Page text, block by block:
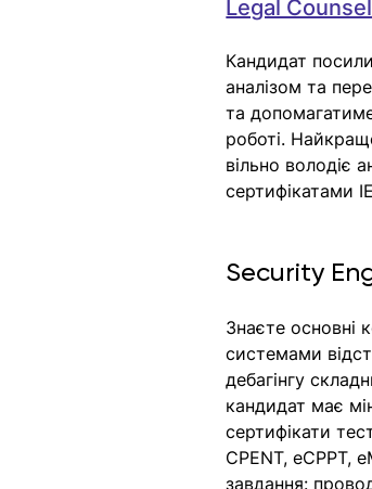
Legal Counsel
Кандидат
аналізом та
та
роботі.
вільно володіє
сертифікатами
Security
Знаєте основні
системами
дебагінгу
кандидат має
сертифікати
CPENT, eCPPT,
завдання: